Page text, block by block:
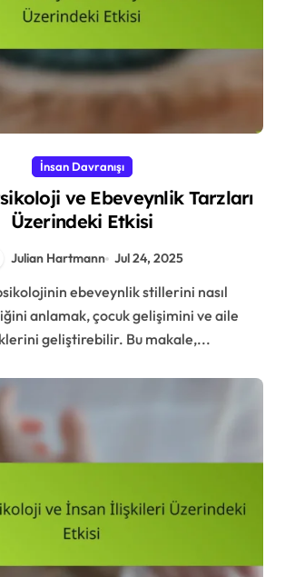
İnsan Davranışı
ve Ebeveynlik Tarzları
Üzerindeki Etkisi
Julian Hartmann Jul 24, 2025
anlamak, çocuk gelişimini ve aile
geliştirebilir. Bu makale,...